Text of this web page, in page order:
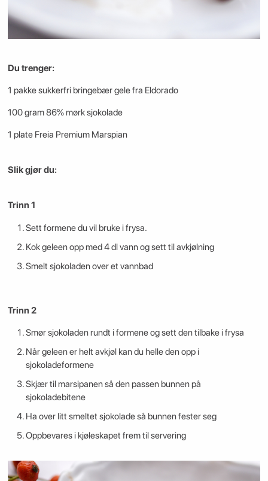
Du trenger:
1 pakke sukkerfri bringebær gele fra Eldorado
100 gram 86% mørk sjokolade
1 plate Freia Premium Marspian
Slik gjør du:
Trinn 1
Sett formene du vil bruke i frysa.
Kok geleen opp med 4 dl vann og sett til avkjølning
Smelt sjokoladen over et vannbad
Trinn 2
Smør sjokoladen rundt i formene og sett den tilbake i frysa
Når geleen er helt avkjøl kan du helle den opp i
sjokoladeformene
Skjær til marsipanen så den passen bunnen på
sjokoladebitene
Ha over litt smeltet sjokolade så bunnen fester seg
Oppbevares i kjøleskapet frem til servering